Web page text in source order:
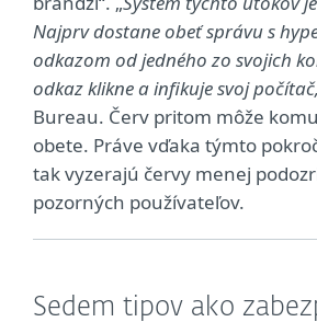
Najprv dostane obeť správu s
odkazom od jedného zo svojich
odkaz klikne a infikuje svoj počítač,
Bureau. Červ pritom môže
obete. Práve vďaka týmto
tak vyzerajú červy menej
pozorných používateľov.
Sedem tipov ako